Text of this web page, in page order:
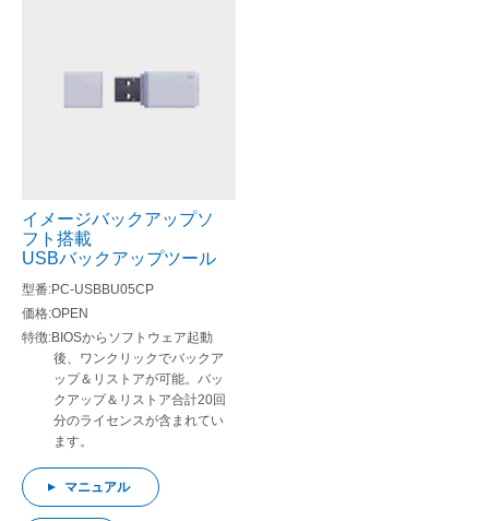
イメージバックアップソ
フト搭載
USBバックアップツール
PC-USBBU05CP
OPEN
BIOSからソフトウェア起動
後、ワンクリックでバックア
ップ＆リストアが可能。バッ
クアップ＆リストア合計20回
分のライセンスが含まれてい
ます。
マニュアル